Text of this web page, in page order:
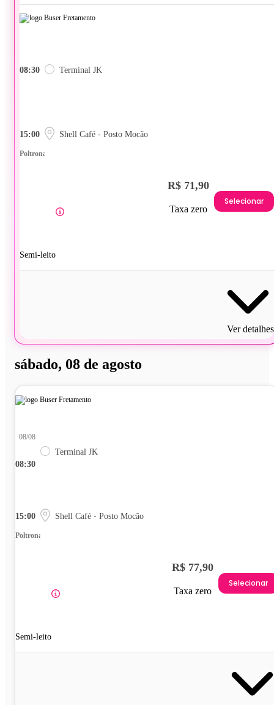
08:30 Terminal JK
15:00 Shell Café - Posto Mocão
Poltrona
Semi-leito
R$ 71,90
Taxa zero
Selecionar
Ver detalhes
sábado, 08 de agosto
08:30
08/08
Terminal JK
15:00 Shell Café - Posto Mocão
Poltrona
Semi-leito
R$ 77,90
Taxa zero
Selecionar